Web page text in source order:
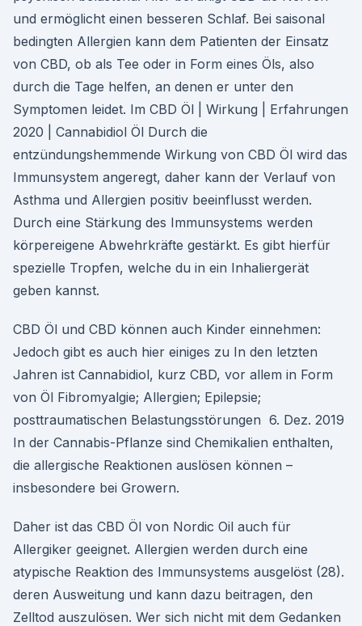
und ermöglicht einen besseren Schlaf. Bei saisonal
bedingten Allergien kann dem Patienten der Einsatz
von CBD, ob als Tee oder in Form eines Öls, also
durch die Tage helfen, an denen er unter den
Symptomen leidet. Im CBD Öl | Wirkung | Erfahrungen
2020 | Cannabidiol Öl Durch die
entzündungshemmende Wirkung von CBD Öl wird das
Immunsystem angeregt, daher kann der Verlauf von
Asthma und Allergien positiv beeinflusst werden.
Durch eine Stärkung des Immunsystems werden
körpereigene Abwehrkräfte gestärkt. Es gibt hierfür
spezielle Tropfen, welche du in ein Inhaliergerät
geben kannst.
CBD Öl und CBD können auch Kinder einnehmen:
Jedoch gibt es auch hier einiges zu In den letzten
Jahren ist Cannabidiol, kurz CBD, vor allem in Form
von Öl Fibromyalgie; Allergien; Epilepsie;
posttraumatischen Belastungsstörungen 6. Dez. 2019
In der Cannabis-Pflanze sind Chemikalien enthalten,
die allergische Reaktionen auslösen können –
insbesondere bei Growern.
Daher ist das CBD Öl von Nordic Oil auch für
Allergiker geeignet. Allergien werden durch eine
atypische Reaktion des Immunsystems ausgelöst (28).
deren Ausweitung und kann dazu beitragen, den
Zelltod auszulösen. Wer sich nicht mit dem Gedanken